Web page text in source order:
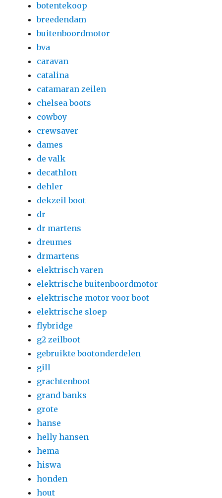
botentekoop
breedendam
buitenboordmotor
bva
caravan
catalina
catamaran zeilen
chelsea boots
cowboy
crewsaver
dames
de valk
decathlon
dehler
dekzeil boot
dr
dr martens
dreumes
drmartens
elektrisch varen
elektrische buitenboordmotor
elektrische motor voor boot
elektrische sloep
flybridge
g2 zeilboot
gebruikte bootonderdelen
gill
grachtenboot
grand banks
grote
hanse
helly hansen
hema
hiswa
honden
hout